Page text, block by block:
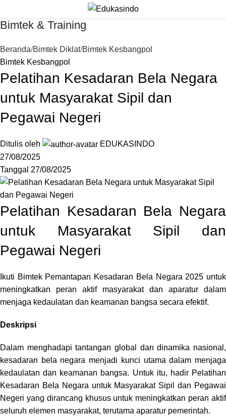
Bimtek & Training
Beranda Bimtek Diklat Bimtek Kesbangpol
Bimtek Kesbangpol
Pelatihan Kesadaran Bela Negara
untuk Masyarakat Sipil dan
Pegawai Negeri
Ditulis oleh
EDUKASINDO
27/08/2025
Tanggal 27/08/2025
Pelatihan Kesadaran Bela Negara
untuk Masyarakat Sipil dan
Pegawai Negeri
Ikuti Bimtek Pemantapan Kesadaran Bela Negara 2025 untuk
meningkatkan peran aktif masyarakat dan aparatur dalam
menjaga kedaulatan dan keamanan bangsa secara efektif.
Deskripsi
Dalam menghadapi tantangan global dan dinamika nasional,
kesadaran bela negara menjadi kunci utama dalam menjaga
kedaulatan dan keamanan bangsa. Untuk itu, hadir Pelatihan
Kesadaran Bela Negara untuk Masyarakat Sipil dan Pegawai
Negeri yang dirancang khusus untuk meningkatkan peran aktif
seluruh elemen masyarakat, terutama aparatur pemerintah.